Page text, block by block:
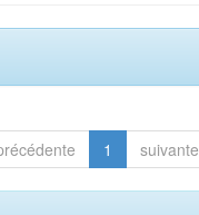
1 suivante